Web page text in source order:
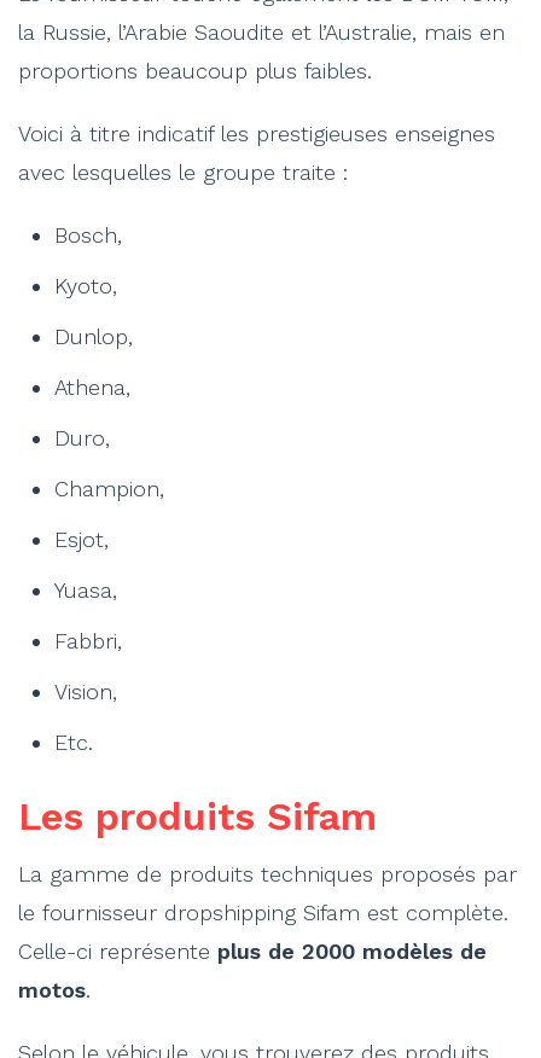
la Russie, l’Arabie Saoudite et l’Australie, mais en
proportions beaucoup plus faibles.
Voici à titre indicatif les prestigieuses enseignes
avec lesquelles le groupe traite :
Bosch,
Kyoto,
Dunlop,
Athena,
Duro,
Champion,
Esjot,
Yuasa,
Fabbri,
Vision,
Etc.
Les produits Sifam
La gamme de produits techniques proposés par
le fournisseur dropshipping Sifam est complète.
Celle-ci représente plus de 2000 modèles de
motos.
Selon le véhicule, vous trouverez des produits